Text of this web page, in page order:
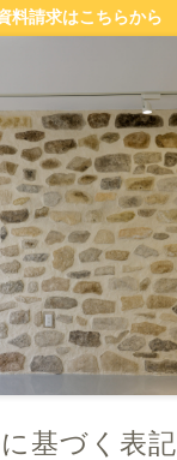
料請求はこちらから
基づく表記